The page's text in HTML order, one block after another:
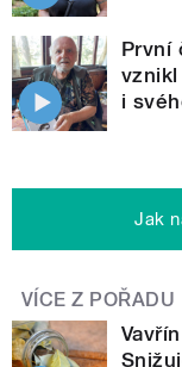
První
i
Jak
VÍCE Z POŘADU